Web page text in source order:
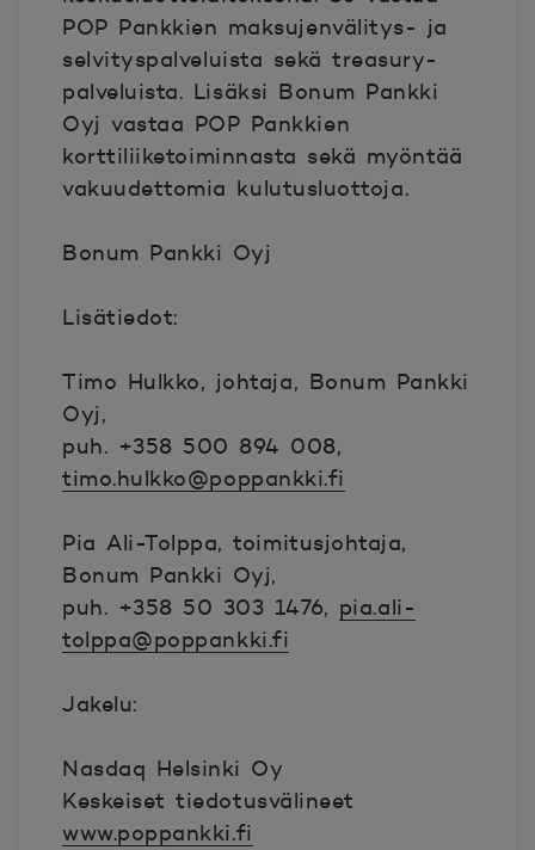
POP Pankkien maksujenvälitys- ja
selvityspalveluista sekä treasury-
palveluista. Lisäksi Bonum Pankki
Oyj vastaa POP Pankkien
korttiliiketoiminnasta sekä myöntää
vakuudettomia kulutusluottoja.
Bonum Pankki Oyj
Lisätiedot:
Timo Hulkko, johtaja, Bonum Pankki
Oyj,
puh. +358 500 894 008,
timo.hulkko@poppankki.fi
Pia Ali-Tolppa, toimitusjohtaja,
Bonum Pankki Oyj,
puh. +358 50 303 1476, pia.ali-
tolppa@poppankki.fi
Jakelu:
Nasdaq Helsinki Oy
Keskeiset tiedotusvälineet
www.poppankki.fi